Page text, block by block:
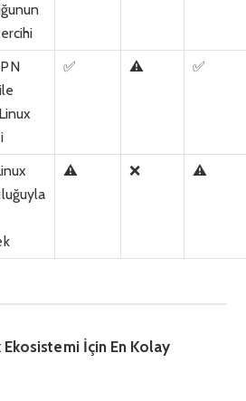
✅ ⚠️ ✅
⚠️ ❌ ⚠️
Ekosistemi İçin En Kolay